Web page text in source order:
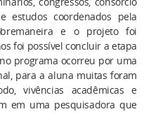
estudos coordenados pela
e o projeto foi
foi possível concluir a etapa
programa ocorreu por uma
para a aluna muitas foram
vivências acadêmicas e
em uma pesquisadora que